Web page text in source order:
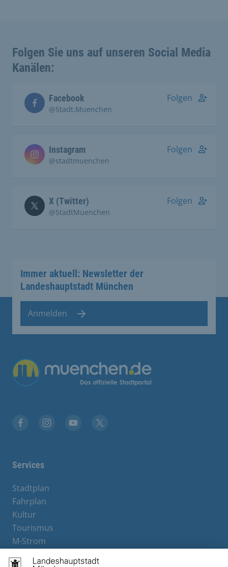
Folgen Sie uns auf unseren Social Media
Kanälen:
Facebook
@Stadt.Muenchen
Folgen
Instagram
@stadtmuenchen
Folgen
X (Twitter)
@StadtMuenchen
Folgen
Immer aktuell: Newsletter der
Landeshauptstadt München
Anmelden
Übergreifende Links
Services
Stadtplan
Fahrplan
Kultur
Tourismus
M-Strom